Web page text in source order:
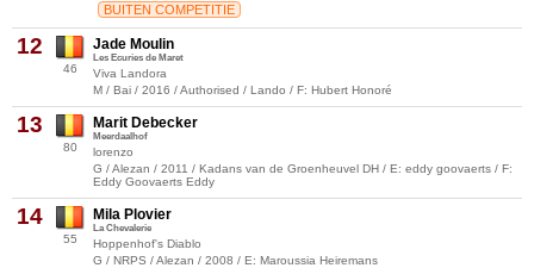
BUITEN COMPETITIE
12
46
Jade Moulin
Les Ecuries de Maret
Viva Landora
M / Bai / 2016 / Authorised / Lando / F: Hubert Honoré
13
80
Marit Debecker
Meerdaalhof
lorenzo
G / Alezan / 2011 / Kadans van de Groenheuvel DH / E: eddy goovaerts / F:
Eddy Goovaerts Eddy
14
55
Mila Plovier
La Chevalerie
Hoppenhof's Diablo
G / NRPS / Alezan / 2008 / E: Maroussia Heiremans